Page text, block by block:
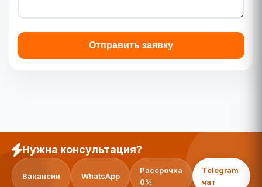
Отправить заявку
Нужна консультация?
Вакансии WhatsApp
Рассрочка
0%
Telegram
чат